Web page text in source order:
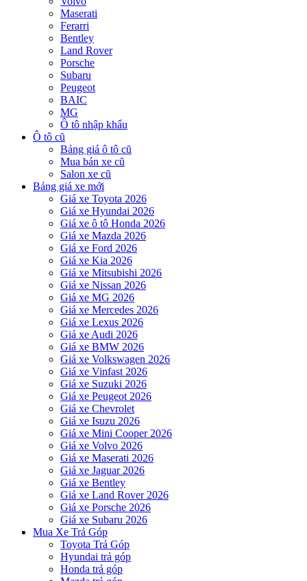
Maserati
Ferarri
Bentley
Land Rover
Porsche
Subaru
Peugeot
BAIC
MG
Ô tô nhập khẩu
Ô tô cũ
Bảng giá ô tô cũ
Mua bán xe cũ
Salon xe cũ
Bảng giá xe mới
Giá xe Toyota 2026
Giá xe Hyundai 2026
Giá xe ô tô Honda 2026
Giá xe Mazda 2026
Giá xe Ford 2026
Giá xe Kia 2026
Giá xe Mitsubishi 2026
Giá xe Nissan 2026
Giá xe MG 2026
Giá xe Mercedes 2026
Giá xe Lexus 2026
Giá xe Audi 2026
Giá xe BMW 2026
Giá xe Volkswagen 2026
Giá xe Vinfast 2026
Giá xe Suzuki 2026
Giá xe Peugeot 2026
Giá xe Chevrolet
Giá xe Isuzu 2026
Giá xe Mini Cooper 2026
Giá xe Volvo 2026
Giá xe Maserati 2026
Giá xe Jaguar 2026
Giá xe Bentley
Giá xe Land Rover 2026
Giá xe Porsche 2026
Giá xe Subaru 2026
Mua Xe Trả Góp
Toyota Trả Góp
Hyundai trả góp
Honda trả góp